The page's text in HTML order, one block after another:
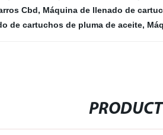
Cbd, Máquina de llenado de
de cartuchos de pluma de aceite,